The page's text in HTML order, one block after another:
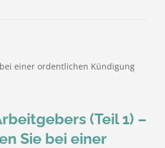
(Teil 1) –
Sie bei einer